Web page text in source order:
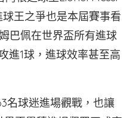
王之爭也是本屆賽事看
巴佩在世界盃所有進球
進1球，進球效率甚至高
名球迷進場觀戰，也讓